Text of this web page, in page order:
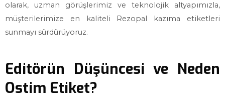
olarak, uzman görüşlerimiz ve teknolojik altyapımızla,
müşterilerimize en kaliteli Rezopal kazıma etiketleri
sunmayı sürdürüyoruz.
Editörün Düşüncesi ve Neden
Ostim Etiket?